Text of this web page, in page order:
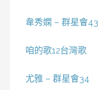
韋秀嫻 – 群星會43
咱的歌12台灣歌
尤雅 – 群星會34